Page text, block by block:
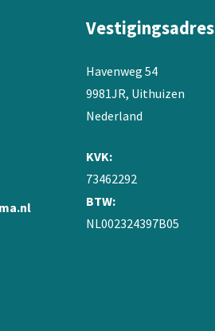
Vestigingsadres
Havenweg 54
9981JR, Uithuizen
Nederland
KVK:
73462292
BTW:
NL002324397B05